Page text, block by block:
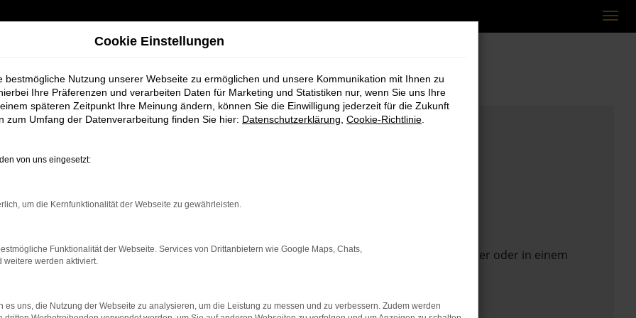
das Laden bestimmter Seiten verhindern. Funktioniert die Seite in einem anderen Browser oder in einem
zu beheben.
Cookie Einstellungen
bestmögliche Nutzung unserer Webseite zu ermöglichen und unsere Kommunikation mit Ihnen zu
Ihre Präferenzen und verarbeiten Daten für Marketing und Statistiken nur, wenn Sie uns Ihre
späteren Zeitpunkt Ihre Meinung ändern, können Sie die Einwilligung jederzeit für die Zukunft
zum Umfang der Datenverarbeitung finden Sie hier: Datenschutzerklärung Cookie-Richtlinie
von uns eingesetzt:
um die Kernfunktionalität der Webseite zu gewährleisten.
Funktionalität der Webseite. Services von Drittanbietern wie Google Maps, Chats,
weitere werden aktiviert.
es uns, die Nutzung der Webseite zu analysieren, um die Leistung zu messen und zu verbessern. Zudem werden